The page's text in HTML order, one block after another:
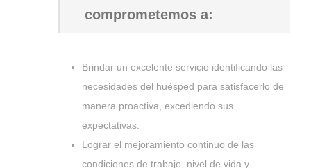
comprometemos a:
Brindar un excelente servicio identificando las
necesidades del huésped para satisfacerlo de
manera proactiva, excediendo sus
expectativas.
Lograr el mejoramiento continuo de las
condiciones de trabajo, nivel de vida y